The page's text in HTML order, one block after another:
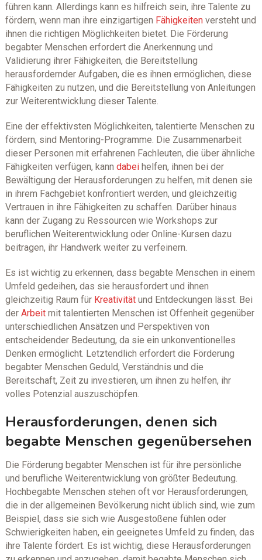
führen kann. Allerdings kann es hilfreich sein, ihre Talente zu
fördern, wenn man ihre einzigartigen Fähigkeitenversteht und
ihnen die richtigen Möglichkeiten bietet. Die Förderung
begabter Menschen erfordert die Anerkennung und
Validierung ihrer Fähigkeiten, die Bereitstellung
herausfordernder Aufgaben, die es ihnen ermöglichen, diese
Fähigkeiten zu nutzen, und die Bereitstellung von Anleitungen
zur Weiterentwicklung dieser Talente.
Eine der effektivsten Möglichkeiten, talentierte Menschen zu
fördern, sind Mentoring-Programme. Die Zusammenarbeit
dieser Personen mit erfahrenen Fachleuten, die über ähnliche
Fähigkeiten verfügen, kann dabeihelfen, ihnen bei der
Bewältigung der Herausforderungen zu helfen, mit denen sie
in ihrem Fachgebiet konfrontiert werden, und gleichzeitig
Vertrauen in ihre Fähigkeiten zu schaffen. Darüber hinaus
kann der Zugang zu Ressourcen wie Workshops zur
beruflichen Weiterentwicklung oder Online-Kursen dazu
beitragen, ihr Handwerk weiter zu verfeinern.
Es ist wichtig zu erkennen, dass begabte Menschen in einem
Umfeld gedeihen, das sie herausfordert und ihnen
gleichzeitig Raum für Kreativitätund Entdeckungen lässt. Bei
der Arbeitmit talentierten Menschen ist Offenheit gegenüber
unterschiedlichen Ansätzen und Perspektiven von
entscheidender Bedeutung, da sie ein unkonventionelles
Denken ermöglicht. Letztendlich erfordert die Förderung
begabter Menschen Geduld, Verständnis und die
Bereitschaft, Zeit zu investieren, um ihnen zu helfen, ihr
volles Potenzial auszuschöpfen.
Herausforderungen, denen sich
begabte Menschen gegenübersehen
Die Förderung begabter Menschen ist für ihre persönliche
und berufliche Weiterentwicklung von größter Bedeutung.
Hochbegabte Menschen stehen oft vor Herausforderungen,
die in der allgemeinen Bevölkerung nicht üblich sind, wie zum
Beispiel, dass sie sich wie Ausgestoßene fühlen oder
Schwierigkeiten haben, ein geeignetes Umfeld zu finden, das
ihre Talente fördert. Es ist wichtig, diese Herausforderungen